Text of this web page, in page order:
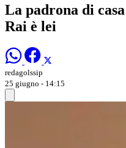
La padrona di
Rai è lei
redagolssip
25 giugno - 14:15